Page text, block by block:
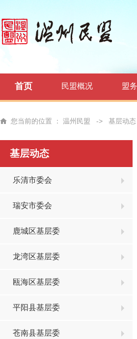
首页 民盟概况 盟
您当前的位置 ： 温州民盟 -> 基层动态
基层动态
乐清市委会
瑞安市委会
鹿城区基层委
龙湾区基层委
瓯海区基层委
平阳县基层委
苍南县基层委